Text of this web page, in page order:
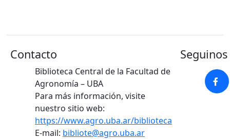
Contacto
Biblioteca Central de la Facultad de
Agronomía – UBA
Para más información, visite
nuestro sitio web:
https://www.agro.uba.ar/biblioteca
E-mail: bibliote@agro.uba.ar